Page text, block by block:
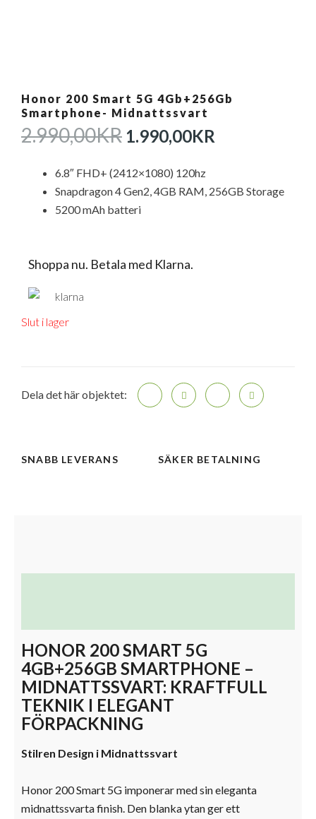
Honor 200 Smart 5G 4Gb+256Gb
Smartphone- Midnattssvart
2.990,00KR DET
URSPRUNGLIGA
PRISET
VAR:
2.990,00KR.
1.990,00KR
ÄR:
6.8″ FHD+ (2412×1080) 120hz
Snapdragon 4 Gen2, 4GB RAM, 256GB Storage
5200 mAh batteri
Shoppa nu. Betala med Klarna.
Slut i lager
Dela det här objektet:
SNABB LEVERANS SÄKER BETALNING
HONOR 200 SMART 5G
4GB+256GB SMARTPHONE –
MIDNATTSSVART: KRAFTFULL
TEKNIK I ELEGANT
FÖRPACKNING
Stilren Design i Midnattssvart
Honor 200 Smart 5G imponerar med sin eleganta
midnattssvarta finish. Den blanka ytan ger ett